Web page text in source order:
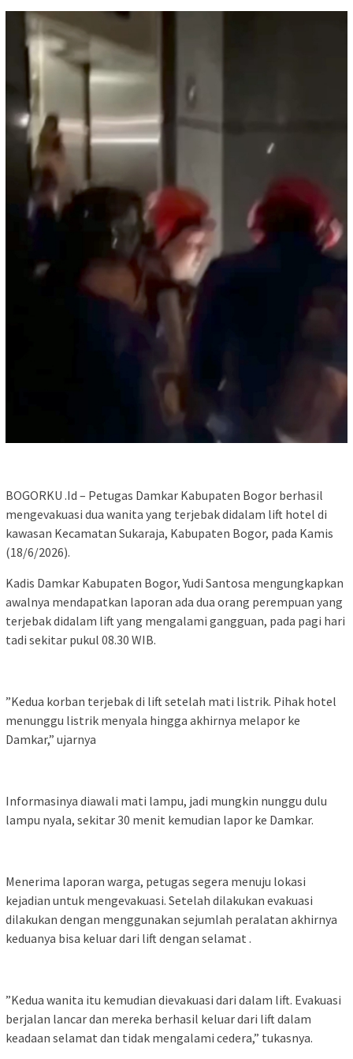
‎BOGORKU .Id – Petugas Damkar Kabupaten Bogor berhasil
mengevakuasi dua wanita yang terjebak didalam lift hotel di
kawasan Kecamatan Sukaraja, Kabupaten Bogor, pada Kamis
(18/6/2026).
‎Kadis Damkar Kabupaten Bogor, Yudi Santosa mengungkapkan
awalnya mendapatkan laporan ada dua orang perempuan yang
terjebak didalam lift yang mengalami gangguan, pada pagi hari
tadi sekitar pukul 08.30 WIB.
‎”Kedua korban terjebak di lift setelah mati listrik. Pihak hotel
menunggu listrik menyala hingga akhirnya melapor ke
Damkar,” ujarnya
Informasinya diawali mati lampu, jadi mungkin nunggu dulu
lampu nyala, sekitar 30 menit kemudian lapor ke Damkar.
‎Menerima laporan warga, petugas segera menuju lokasi
kejadian untuk mengevakuasi. Setelah dilakukan evakuasi
dilakukan dengan menggunakan sejumlah peralatan akhirnya
keduanya bisa keluar dari lift dengan selamat .
‎”Kedua wanita itu kemudian dievakuasi dari dalam lift. Evakuasi
berjalan lancar dan mereka berhasil keluar dari lift dalam
keadaan selamat dan tidak mengalami cedera,” tukasnya.